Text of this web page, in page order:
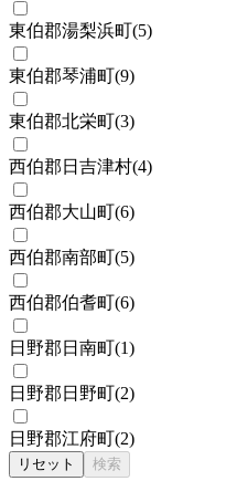
東伯郡湯梨浜町(5)
東伯郡琴浦町(9)
東伯郡北栄町(3)
西伯郡日吉津村(4)
西伯郡大山町(6)
西伯郡南部町(5)
西伯郡伯耆町(6)
日野郡日南町(1)
日野郡日野町(2)
日野郡江府町(2)
リセット 検索